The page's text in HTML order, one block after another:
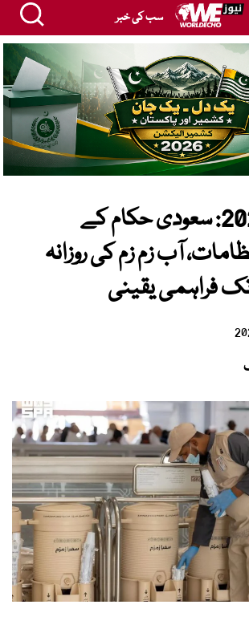
سب کی خبر
حج سیزن 2026: سعودی حکام کے
آب زم زم کی روزانہ
تک فراہمی یقینی